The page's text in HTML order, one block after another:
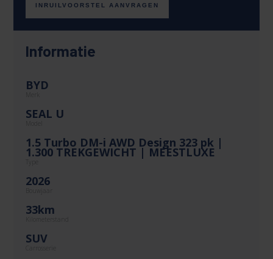
INRUILVOORSTEL AANVRAGEN
Informatie
BYD
SEAL U
1.5 Turbo DM-i AWD Design 323 pk |
1.300 TREKGEWICHT | MEESTLUXE
2026
33km
SUV